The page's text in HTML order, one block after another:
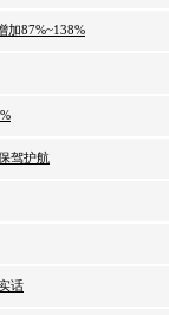
加87%~138%
驾护航
话